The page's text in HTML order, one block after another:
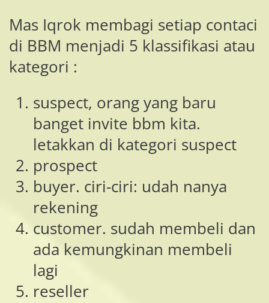
Mas Iqrok membagi setiap contaci
di BBM menjadi 5 klassifikasi atau
kategori :
suspect, orang yang baru
banget invite bbm kita.
letakkan di kategori suspect
prospect
buyer. ciri-ciri: udah nanya
rekening
customer. sudah membeli dan
ada kemungkinan membeli
lagi
reseller